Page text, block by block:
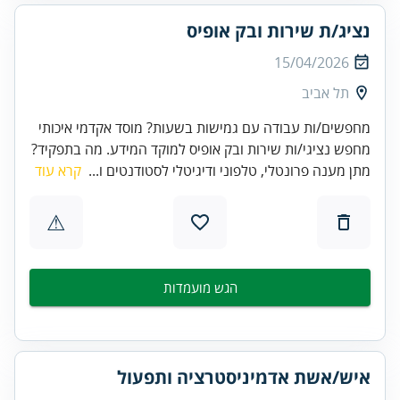
נציג/ת שירות ובק אופיס
15/04/2026
תל אביב
מחפשים/ות עבודה עם גמישות בשעות? מוסד אקדמי איכותי
מחפש נציגי/ות שירות ובק אופיס למוקד המידע. מה בתפקיד?
מתן מענה פרונטלי, טלפוני ודיגיטלי לסטודנטים ו... קרא עוד
⚠
הגש מועמדות
איש/אשת אדמיניסטרציה ותפעול